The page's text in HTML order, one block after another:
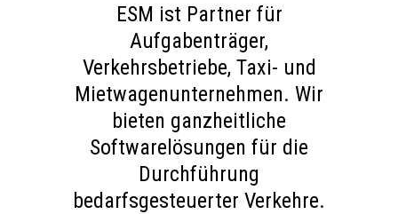
ESM ist Partner für
Aufgabenträger,
Verkehrsbetriebe, Taxi- und
Mietwagenunternehmen. Wir
bieten ganzheitliche
Softwarelösungen für die
Durchführung
bedarfsgesteuerter Verkehre.